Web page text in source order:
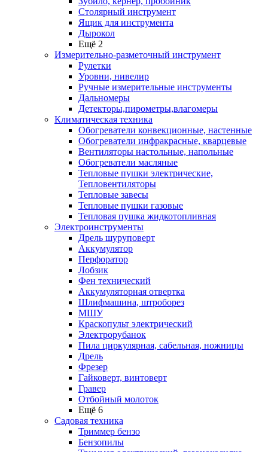
Столярный инструмент
Ящик для инструмента
Дырокол
Ещё 2
Измерительно-разметочный инструмент
Рулетки
Уровни, нивелир
Ручные измерительные инструменты
Дальномеры
Детекторы,пирометры,влагомеры
Климатическая техника
Обогреватели конвекционные, настенные
Обогреватели инфракрасные, кварцевые
Вентиляторы настольные, напольные
Обогреватели масляные
Тепловые пушки электрические,
Тепловентиляторы
Тепловые завесы
Тепловые пушки газовые
Тепловая пушка жидкотопливная
Электроинструменты
Дрель шуруповерт
Аккумулятор
Перфоратор
Лобзик
Фен технический
Аккумуляторная отвертка
Шлифмашина, штроборез
МШУ
Краскопульт электрический
Электрорубанок
Пила циркулярная, сабельная, ножницы
Дрель
Фрезер
Гайковерт, винтоверт
Гравер
Отбойный молоток
Ещё 6
Садовая техника
Триммер бензо
Бензопилы